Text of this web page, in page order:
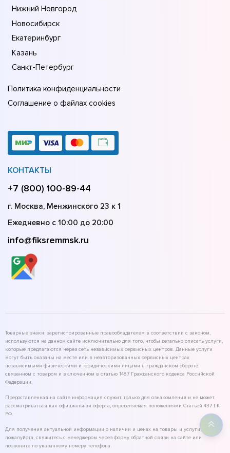
Нижний Новгород
Новосибирск
Екатеринбург
Казань
Санкт-Петербург
Политика конфиденциальности
Соглашение о файлах cookies
КОНТАКТЫ
+7 (800) 100-89-44
г. Москва, Менжинского 23 к 1
Ежедневно с 10:00 до 20:00
info@fiksremmsk.ru
Товарные знаки, зарегистрированные правообладателем в соответствии с законом,
используются на данном сайте исключительно для того, чтобы детально описать услуги,
которые предлагаются через сеть независимых сервисных центров. Данные услуги
могут быть оказаны на месте или в неавторизованных сервисных центрах
независимыми физическими и юридическими лицами в гражданском обороте,
связанном с товаром и включенном в статью 1487 Гражданского кодекса Российской
Федерации.
Предоставленная на сайте информация служит только для ознакомления и не может
рассматриваться как официальная оферта, определяемая положениями Статьей 437 ГК
РФ.
Для получения актуальной информации о наличии и ценах на товары и услуги,
пожалуйста, свяжитесь с менеджером через форму обратной связи на сайте или
позвоните по указанному номеру телефона.